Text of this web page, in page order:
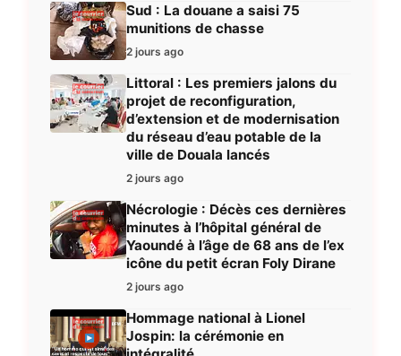
Sud : La douane a saisi 75
munitions de chasse
2 jours ago
Littoral : Les premiers jalons du
projet de reconfiguration,
d’extension et de modernisation
du réseau d’eau potable de la
ville de Douala lancés
2 jours ago
Nécrologie : Décès ces dernières
minutes à l’hôpital général de
Yaoundé à l’âge de 68 ans de l’ex
icône du petit écran Foly Dirane
2 jours ago
Hommage national à Lionel
Jospin: la cérémonie en